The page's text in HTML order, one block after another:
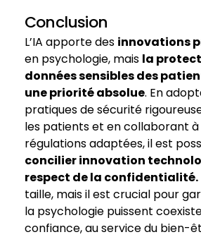
Conclusion
L’IA apporte des innovations
en psychologie, mais la
données sensibles des
une priorité absolue. En
pratiques de sécurité
les patients et en collaborant
régulations adaptées, il est
concilier innovation
respect de la confidentialité.
taille, mais il est crucial pour
la psychologie puissent
confiance, au service du bien-